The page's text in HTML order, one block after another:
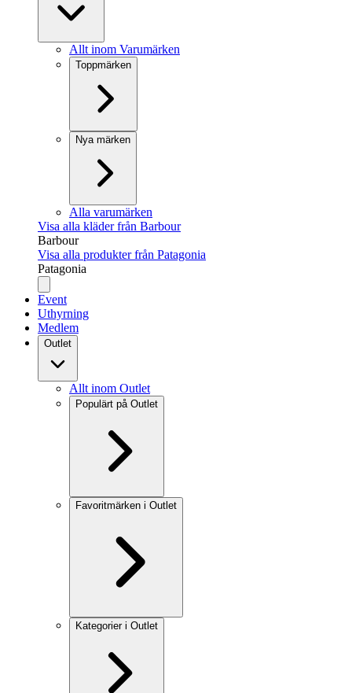
Allt inom Varumärken
Toppmärken
Nya märken
Alla varumärken
Visa alla kläder från Barbour
Barbour
Visa alla produkter från Patagonia
Patagonia
Event
Uthyrning
Medlem
Outlet
Allt inom Outlet
Populärt på Outlet
Favoritmärken i Outlet
Kategorier i Outlet